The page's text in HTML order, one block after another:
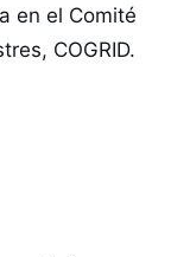
en el Comité
COGRID.